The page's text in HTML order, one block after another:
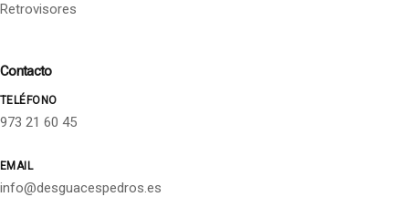
Retrovisores
Contacto
TELÉFONO
973 21 60 45
EMAIL
info@desguacespedros.es